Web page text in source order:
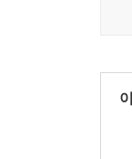
서슬
해